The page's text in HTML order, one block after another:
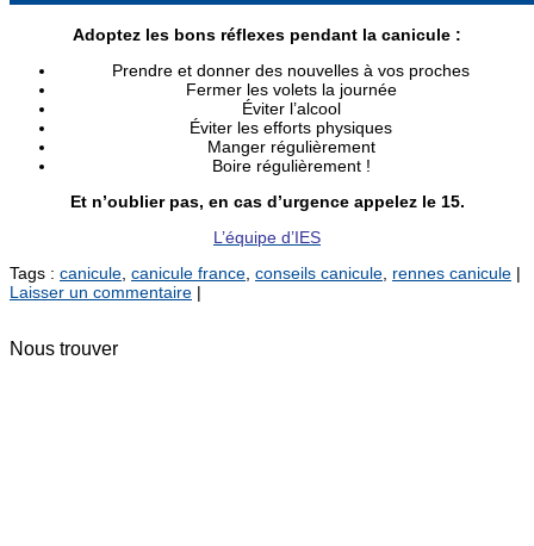
Adoptez les bons réflexes pendant la canicule :
Prendre et donner des nouvelles à vos proches
Fermer les volets la journée
Éviter l’alcool
Éviter les efforts physiques
Manger régulièrement
Boire régulièrement !
Et n’oublier pas, en cas d’urgence appelez le 15.
L’équipe d’IES
Tags : canicule canicule france conseils canicule rennes canicule |
Laisser un commentaire |
Nous trouver